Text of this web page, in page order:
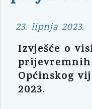
23. lipnja 2023.
Izvješće o
Općinskog
2023.